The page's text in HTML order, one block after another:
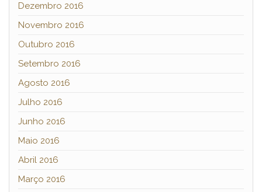
Dezembro 2016
Novembro 2016
Outubro 2016
Setembro 2016
Agosto 2016
Julho 2016
Junho 2016
Maio 2016
Abril 2016
Março 2016